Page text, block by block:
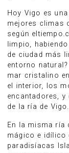
Hoy Vigo es
mejores climas
según
limpio,
de ciudad más
entorno
mar cristalino
el interior, los
encantadores,
de la ría de Vigo.
En la misma ría
mágico e idílico
paradisíacas